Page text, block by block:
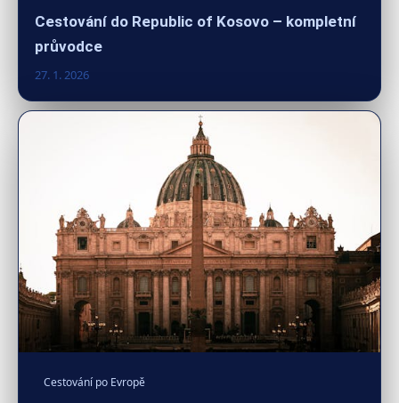
Cestování do Republic of Kosovo – kompletní
průvodce
27. 1. 2026
Cestování po Evropě